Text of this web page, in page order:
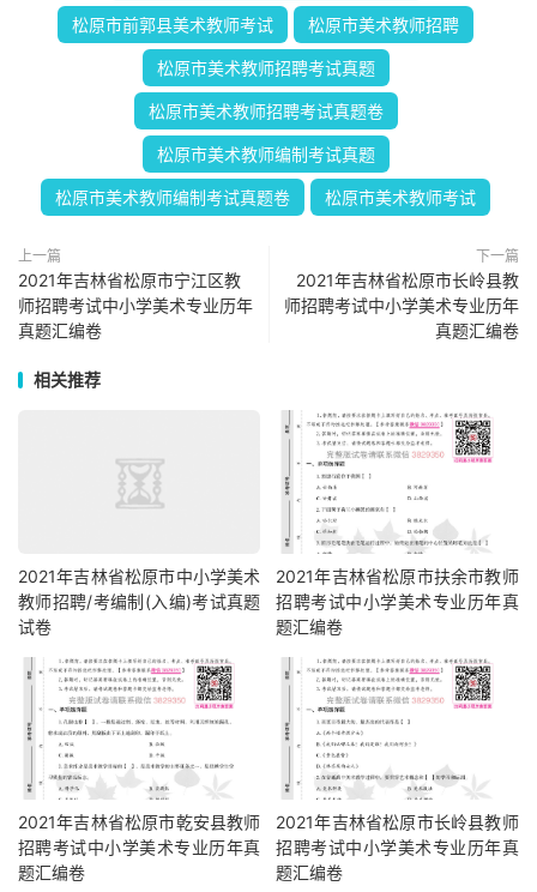
松原市前郭县美术教师考试 松原市美术教师招聘
松原市美术教师招聘考试真题
松原市美术教师招聘考试真题卷
松原市美术教师编制考试真题
松原市美术教师编制考试真题卷 松原市美术教师考试
上一篇
2021年吉林省松原市宁江区教
师招聘考试中小学美术专业历年
真题汇编卷
下一篇
2021年吉林省松原市长岭县教
师招聘考试中小学美术专业历年
真题汇编卷
相关推荐
2021年吉林省松原市中小学美术
教师招聘/考编制(入编)考试真题
试卷
2021年吉林省松原市扶余市教师
招聘考试中小学美术专业历年真
题汇编卷
2021年吉林省松原市乾安县教师
招聘考试中小学美术专业历年真
题汇编卷
2021年吉林省松原市长岭县教师
招聘考试中小学美术专业历年真
题汇编卷